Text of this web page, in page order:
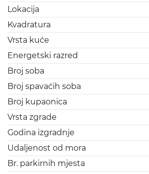
Lokacija
Kvadratura
Vrsta kuće
Energetski razred
Broj soba
Broj spavaćih soba
Broj kupaonica
Vrsta zgrade
Godina izgradnje
Udaljenost od mora
Br. parkirnih mjesta